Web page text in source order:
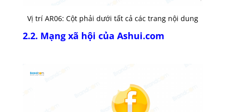
Vị trí AR06: Cột phải dưới tất cả các trang nội dung
2.2. Mạng xã hội của Ashui.com